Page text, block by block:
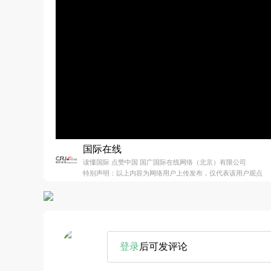
国际在线
读懂国际 点赞中国 国广国际在线网络（北京）有限公司
特别声明：以上内容为网络用户上传发布，仅代表该用户观点
登录后可发评论